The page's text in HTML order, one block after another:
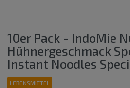
10er Pack - IndoMie
Hühnergeschmack
Instant Noodles
LEBENSMITTEL